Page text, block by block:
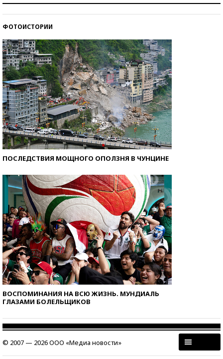
ФОТОИСТОРИИ
ПОСЛЕДСТВИЯ МОЩНОГО ОПОЛЗНЯ В ЧУНЦИНЕ
ВОСПОМИНАНИЯ НА ВСЮ ЖИЗНЬ. МУНДИАЛЬ
ГЛАЗАМИ БОЛЕЛЬЩИКОВ
© 2007 — 2026 ООО «Медиа новости»